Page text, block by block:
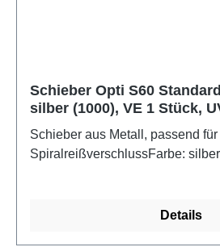
Schieber Opti S60
silber (1000), VE 1 Stück,
Schieber aus Metall, passend
SpiralreißverschlussFarbe: silber
Details